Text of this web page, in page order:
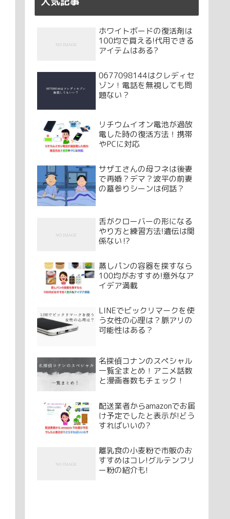
ホワイトボードの復活剤は
100均で買える!代用できる
アイテムはある?
0677098144はクレディセ
ゾン！電話を無視しても問
題ない？
リチウムイオン電池が過放
電した時の復活方法！携帯
やPCに対応
サザエさんの母フネは後妻
で再婚？デマ？波平の前妻
の墓参りシーンは何話？
舌がクローバーの形になる
やり方と練習方法!遺伝は関
係ない⁉
蒸しパンの容器を探すなら
100均がおすすめ!意外なア
イデア満載
LINEでビックリマークを使
う女性の心理は？脈アリの
可能性はある？
名探偵コナンのスペシャル
一覧全まとめ！アニメ話数
と漫画巻数もチェック！
配送業者からamazonでお届
け予定でしたと表示が!どう
すればいいの?
離乳食の小麦粉で市販のお
すすめはコレ!グルテンフリ
ー粉の紹介も!